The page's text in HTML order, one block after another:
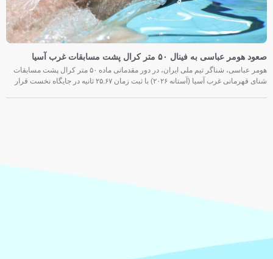
صعود هومر عباسی به فینال ۵۰ متر کرال پشت مسابقات غرب آسیا
هومر عباسی، شناگر تیم ملی ایران، در دور مقدماتی ماده ۵۰ متر کرال پشت مسابقات
شنای قهرمانی غرب آسیا (آستانه ۲۰۲۶) با ثبت زمان ۲۵.۶۷ ثانیه در جایگاه نخست قرار